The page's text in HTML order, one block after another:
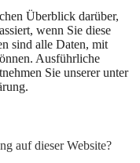
Überblick darüber,
wenn Sie diese
sind alle Daten, mit
Ausführliche
Sie unserer unter
auf dieser Website?